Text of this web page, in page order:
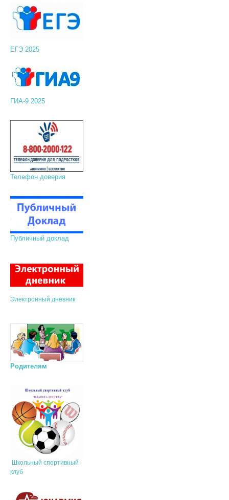
ЕГЭ 2025
ГИА-9 2025
Телефон доверия
Публичный доклад
Электронный дневник
Родителям
Школьный спортивный
клуб